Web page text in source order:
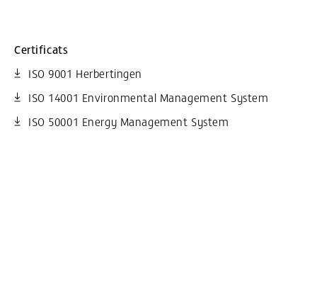
Certificats
ISO 9001 Herbertingen
ISO 14001 Environmental Management System
ISO 50001 Energy Management System